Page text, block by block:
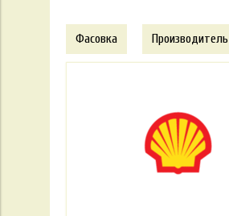
Фасовка Производитель